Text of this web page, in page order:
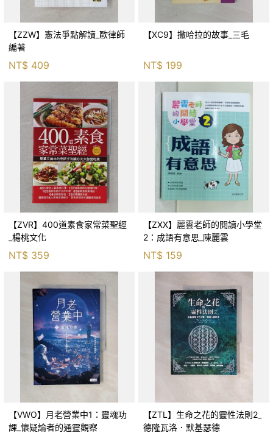
【ZZW】憲法爭點解讀_歐律師
編著
NT$ 409
【XC9】撒哈拉的故事_三毛
NT$ 199
【ZVR】400道素食家常菜聖經
_楊桃文化
NT$ 359
【ZXX】麗雲老師的閱讀小學堂
2：成語有意思_陳麗雲
NT$ 159
【VWO】月老營業中1：靈魂功
課_懷疑論者的通靈觀察
【ZTL】生命之花的靈性法則2_
德隆瓦洛．默基瑟德